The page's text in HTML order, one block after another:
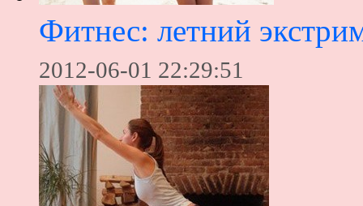
Фитнес: летний
2012-06-01 22:29:51